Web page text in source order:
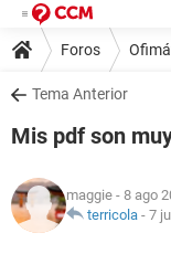
Foros
Tema Anterior
Mis pdf son
maggie - 8 ago
terricola - 7